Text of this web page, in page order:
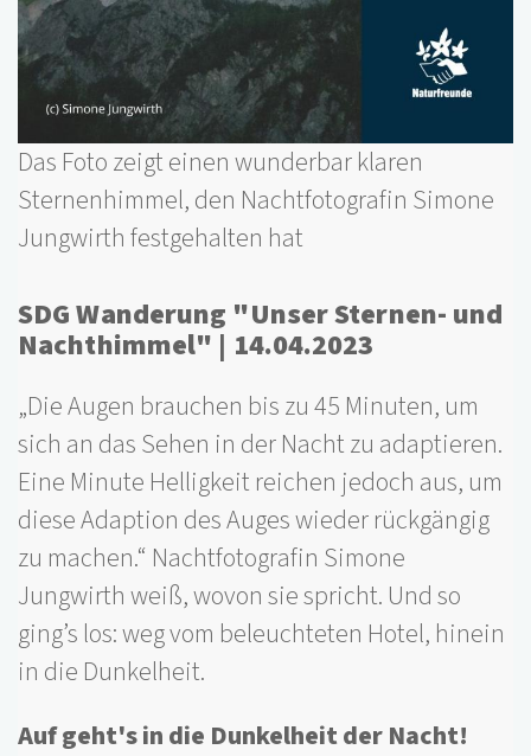
Das Foto zeigt einen wunderbar klaren
Sternenhimmel, den Nachtfotografin Simone
Jungwirth festgehalten hat
SDG Wanderung "Unser Sternen- und
Nachthimmel" | 14.04.2023
„Die Augen brauchen bis zu 45 Minuten, um
sich an das Sehen in der Nacht zu adaptieren.
Eine Minute Helligkeit reichen jedoch aus, um
diese Adaption des Auges wieder rückgängig
zu machen.“ Nachtfotografin Simone
Jungwirth weiß, wovon sie spricht. Und so
ging’s los: weg vom beleuchteten Hotel, hinein
in die Dunkelheit.
Auf geht's in die Dunkelheit der Nacht!